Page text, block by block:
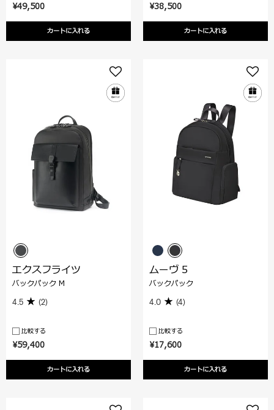
¥49,500
カートに入れる
¥38,500
カートに入れる
¥59,400
カートに入れる
エクスフライツ
バックパック M
4.5 (2)
比較する
¥17,600
カートに入れる
ムーヴ 5
バックパック
4.0 (4)
比較する